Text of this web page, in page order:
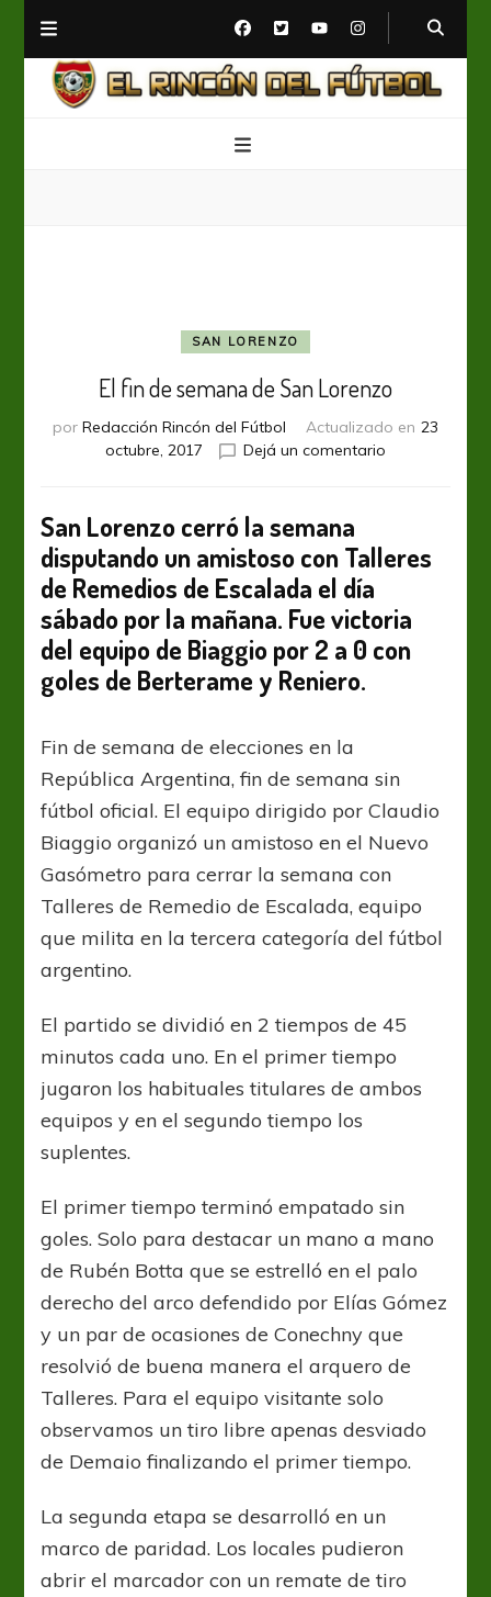
SAN LORENZO
El fin de semana de San Lorenzo
por Redacción Rincón del Fútbol Actualizado en 23
octubre, 2017
Dejá un comentario
de
Lorenzo
San Lorenzo cerró la semana
disputando un amistoso con Talleres
de Remedios de Escalada el día
sábado por la mañana. Fue victoria
del equipo de Biaggio por 2 a 0 con
goles de Berterame y Reniero.
Fin de semana de elecciones en la
República Argentina, fin de semana sin
fútbol oficial. El equipo dirigido por Claudio
Biaggio organizó un amistoso en el Nuevo
Gasómetro para cerrar la semana con
Talleres de Remedio de Escalada, equipo
que milita en la tercera categoría del fútbol
argentino.
El partido se dividió en 2 tiempos de 45
minutos cada uno. En el primer tiempo
jugaron los habituales titulares de ambos
equipos y en el segundo tiempo los
suplentes.
El primer tiempo terminó empatado sin
goles. Solo para destacar un mano a mano
de Rubén Botta que se estrelló en el palo
derecho del arco defendido por Elías Gómez
y un par de ocasiones de Conechny que
resolvió de buena manera el arquero de
Talleres. Para el equipo visitante solo
observamos un tiro libre apenas desviado
de Demaio finalizando el primer tiempo.
La segunda etapa se desarrolló en un
marco de paridad. Los locales pudieron
abrir el marcador con un remate de tiro